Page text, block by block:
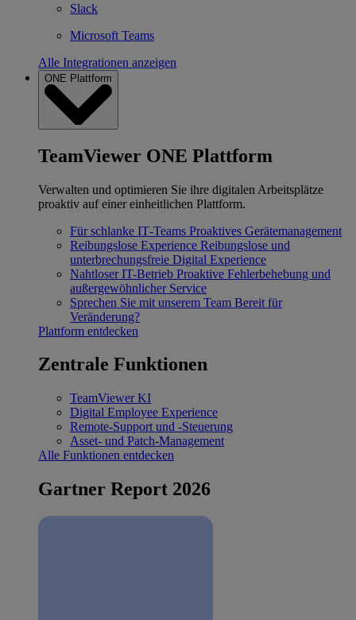
Slack
Microsoft Teams
Alle Integrationen anzeigen
ONE Plattform
TeamViewer ONE Plattform
Verwalten und optimieren Sie ihre digitalen Arbeitsplätze
proaktiv auf einer einheitlichen Plattform.
Für schlanke IT‐Teams Proaktives Gerätemanagement
Reibungslose Experience Reibungslose und
unterbrechungsfreie Digital Experience
Nahtloser IT-Betrieb Proaktive Fehlerbehebung und
außergewöhnlicher Service
Sprechen Sie mit unserem Team Bereit für
Veränderung?
Plattform entdecken
Zentrale Funktionen
TeamViewer KI
Digital Employee Experience
Remote-Support und -Steuerung
Asset- und Patch-Management
Alle Funktionen entdecken
Gartner Report 2026